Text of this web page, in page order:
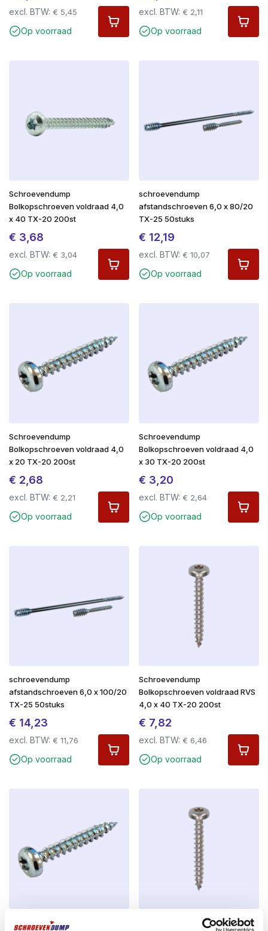
excl. BTW: € 5,45
Op voorraad
excl. BTW: € 2,11
Op voorraad
Schroevendump
Bolkopschroeven voldraad 4,0
x 40 TX-20 200st
€ 3,68
excl. BTW: € 3,04
Op voorraad
schroevendump
afstandschroeven 6,0 x 80/20
TX-25 50stuks
€ 12,19
excl. BTW: € 10,07
Op voorraad
Schroevendump
Bolkopschroeven voldraad 4,0
x 20 TX-20 200st
€ 2,68
excl. BTW: € 2,21
Op voorraad
Schroevendump
Bolkopschroeven voldraad 4,0
x 30 TX-20 200st
€ 3,20
excl. BTW: € 2,64
Op voorraad
schroevendump
afstandschroeven 6,0 x 100/20
TX-25 50stuks
€ 14,23
excl. BTW: € 11,76
Op voorraad
Schroevendump
Bolkopschroeven voldraad RVS
4,0 x 40 TX-20 200st
€ 7,82
excl. BTW: € 6,46
Op voorraad
Schroevendump